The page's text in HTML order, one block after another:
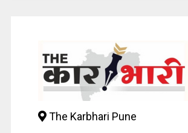
The Karbhari Pune